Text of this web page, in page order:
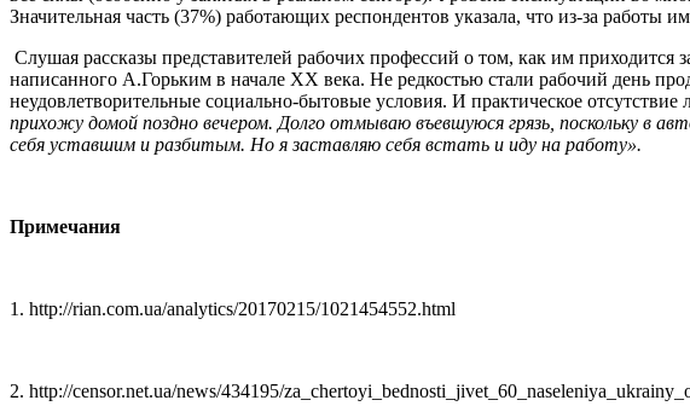
Значительная часть (37%) работающих респондентов указала, что из-за работы
Слушая рассказы представителей рабочих профессий о том, как им приходится
написанного А.Горьким в начале ХХ века. Не редкостью стали рабочий день
неудовлетворительные социально-бытовые условия. И практическое
прихожу домой поздно вечером. Долго отмываю въевшуюся грязь, поскольку в
себя уставшим и разбитым. Но я заставляю себя встать и иду на работу».
Примечания
1. http://rian.com.ua/analytics/20170215/1021454552.html
2. http://censor.net.ua/news/434195/